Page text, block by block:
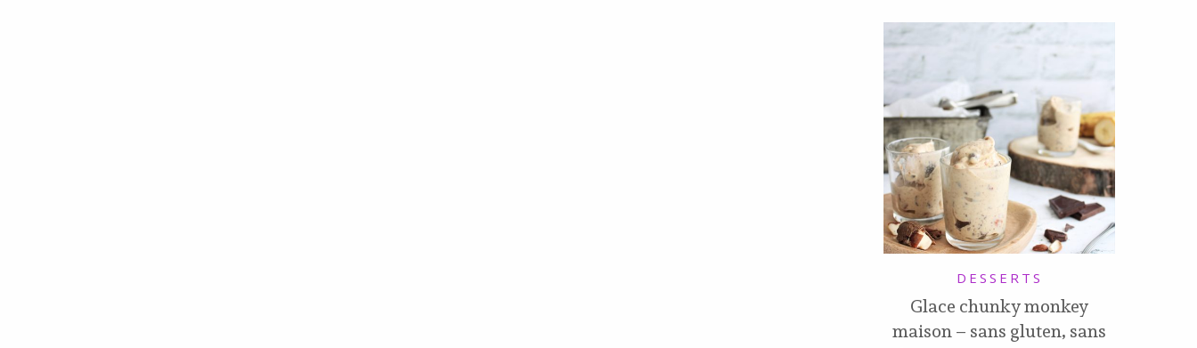
DESSERTS
Glace chunky monkey
maison – sans gluten, sans